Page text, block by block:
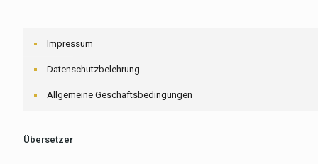
Impressum
Datenschutzbelehrung
Allgemeine Geschäftsbedingungen
Übersetzer